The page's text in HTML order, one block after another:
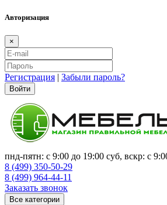
Авторизация
×
Регистрация | Забыли пароль?
Войти
пнд-пятн: с 9:00 до 19:00 суб, вскр: с
8 (499) 350-50-29
8 (499) 964-44-11
Заказать звонок
Все категории